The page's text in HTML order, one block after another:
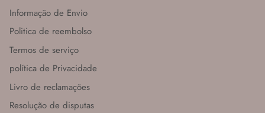
Informação de Envio
Politica de reembolso
Termos de serviço
política de Privacidade
Livro de reclamações
Resolução de disputas